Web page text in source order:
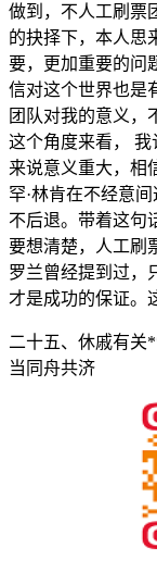
做到，不人工刷票
的抉择下，本人思
要，更加重要的问
信对这个世界也是
团队对我的意义，
这个角度来看，
来说意义重大，相
罕·林肯在不经意
不后退。带着这句
要想清楚，人工刷
罗兰曾经提到过，
才是成功的保证。
二十五、休戚有关
当同舟共济